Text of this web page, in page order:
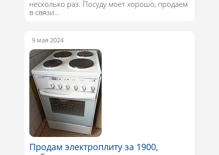
несколько раз. Посуду моет хорошо, продаем
в связи…
9 мая 2024
Продам электроплиту за 1900,